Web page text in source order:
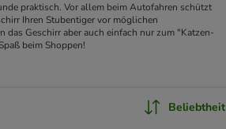
praktisch. Vor allem beim Autofahren schützt
Ihren Stubentiger vor möglichen
das Geschirr aber auch einfach nur zum "Katzen-
beim Shoppen!
Beliebtheit